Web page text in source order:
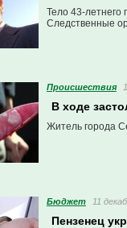
Тело 43-
Следственные
Проиcшествия
В ходе
Житель города
Бюджет 11
Пензенец